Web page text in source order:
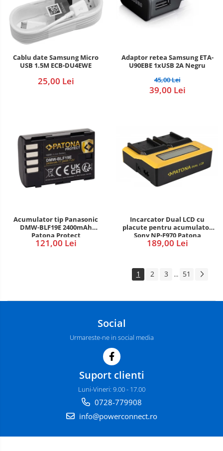
Cablu date Samsung Micro
USB 1.5M ECB-DU4EWE
25,00 Lei
Adaptor retea Samsung ETA-
U90EBE 1xUSB 2A Negru
45,00 Lei
39,00 Lei
Acumulator tip Panasonic
DMW-BLF19E 2400mAh
Patona Protect
121,00 Lei
Incarcator Dual LCD cu
placute pentru acumulator
Sony NP-F970 Patona
189,00 Lei
1 2 3 ... 51
Social
Urmareste-ne in social media
Suport clienti
Luni-Vineri: 9.00 - 17.00
0728-779908
info@powerconnect.ro